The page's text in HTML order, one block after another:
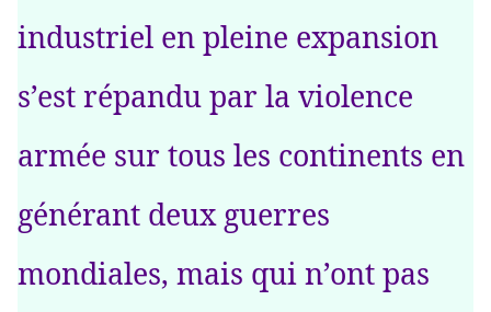
industriel en pleine expansion
s’est répandu par la violence
armée sur tous les continents en
générant deux guerres
mondiales, mais qui n’ont pas